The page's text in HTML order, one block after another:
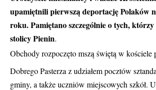
upamiętnili pierwszą deportację Polaków
roku. Pamiętano szczególnie o tych,
stolicy Pienin.
Obchody rozpoczęto mszą świętą w kościele
Dobrego Pasterza z udziałem pocztów
gminy, a także uczniów miejscowych szkół.